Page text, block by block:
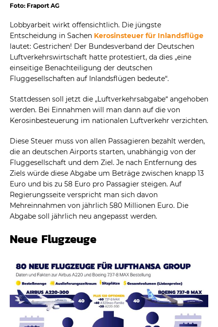
Foto: Fraport AG
Lobbyarbeit wirkt offensichtlich. Die jüngste
Entscheidung in Sachen Kerosinsteuer für Inlandsflüge
lautet: Gestrichen! Der Bundesverband der Deutschen
Luftverkehrswirtschaft hatte protestiert, da dies „eine
einseitige Benachteiligung der deutschen
Fluggesellschaften auf Inlandsflügen bedeute“.
Stattdessen soll jetzt die „Luftverkehrsabgabe“ angehoben
werden. Bei Einnahmen will man dann auf die von
Kerosinbesteuerung im nationalen Luftverkehr verzichten.
Diese Steuer muss von allen Passagieren bezahlt werden,
die an deutschen Airports starten, unabhängig von der
Fluggesellschaft und dem Ziel. Je nach Entfernung des
Ziels würde diese Abgabe um Beträge zwischen knapp 13
Euro und bis zu 58 Euro pro Passagier steigen. Auf
Regierungsseite verspricht man sich davon
Mehreinnahmen von jährlich 580 Millionen Euro. Die
Abgabe soll jährlich neu angepasst werden.
Neue Flugzeuge